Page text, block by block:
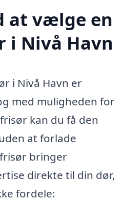
at vælge en
i Nivå Havn
i Nivå Havn er
med muligheden for
kan du få den
at forlade
bringer
direkte til din dør,
fordele: